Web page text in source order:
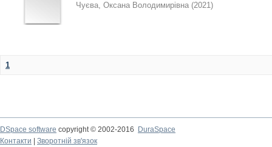
Чуєва, Оксана Володимирівна (2021)
1
DSpace software copyright © 2002-2016
DuraSpace
Контакти
Зворотній зв'язок